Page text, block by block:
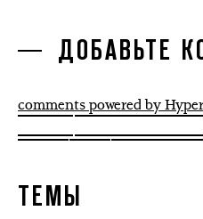
ДОБАВЬТЕ
comments powered by
ТЕМЫ